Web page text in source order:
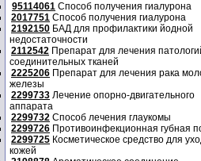
95114061 Способ получения гиалурона
2017751 Способ получения гиалурона
2192150 БАД для профилактики йодной
недостаточности
2112542 Препарат для лечения
соединительных тканей
2225206 Препарат для лечения рака
железы
2299733 Лечение опорно-двигательного
аппарата
2299732 Способ лечения глаукомы
2299726 Противоинфекционная губная
2299725 Косметическое средство для
кожей